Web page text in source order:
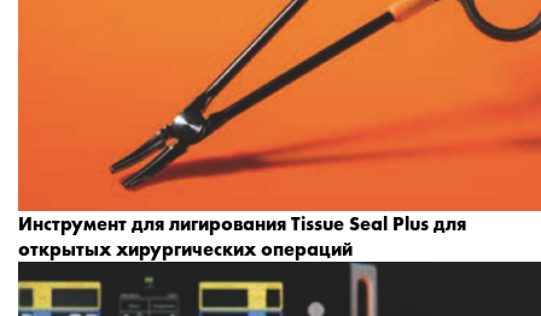
Инструмент для лигирования Tissue Seal Plus для
открытых хирургических операций